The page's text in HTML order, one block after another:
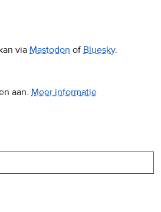
via Mastodon of Bluesky.
aan. Meer informatie